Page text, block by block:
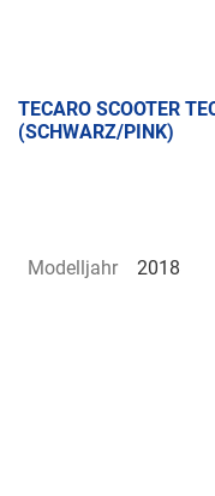
TECARO SCOOTER
(SCHWARZ/PINK)
Modelljahr 2018